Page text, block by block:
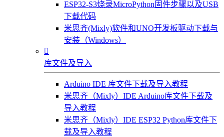
ESP32-S3烧录MicroPython固件步骤以及USB
下载代码
米思齐(Mixly)软件和UNO开发板驱动下载与
安装（Windows）

库文件及导入
Arduino IDE 库文件下载及导入教程
米思齐（Mixly）IDE Arduino库文件下载及
导入教程
米思齐（Mixly）IDE ESP32 Python库文件下
载及导入教程